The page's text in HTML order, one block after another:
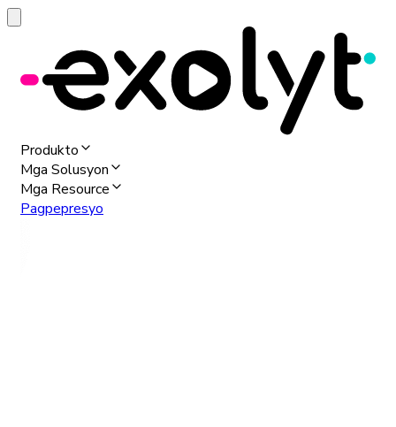
Produkto
Mga Solusyon
Mga Resource
Pagpepresyo